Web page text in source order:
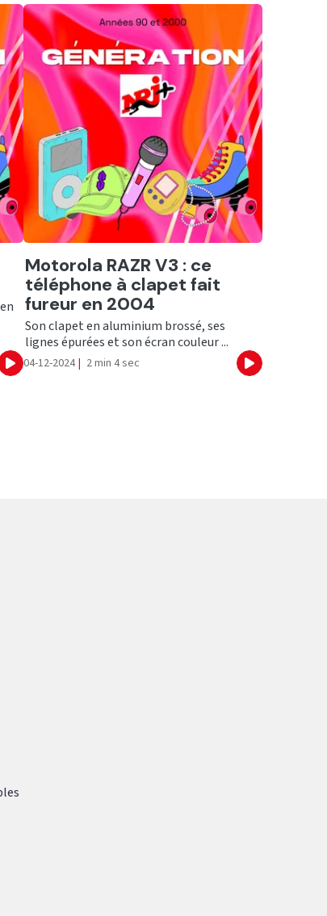
Ecouter
Ecouter
Motorola RAZR V3 : ce
téléphone à clapet fait
fureur en 2004
Son clapet en aluminium brossé, ses
lignes épurées et son écran couleur ...
04-12-2024 | 2 min 4 sec Ecouter